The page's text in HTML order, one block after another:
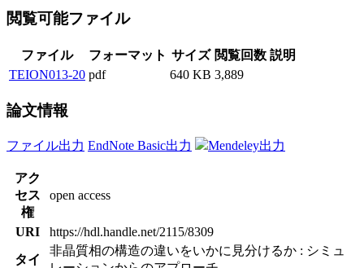
閲覧可能ファイル
ファイル フォーマット サイズ 閲覧回数 説明
TEION013-20 pdf 640 KB 3,889
論文情報
ファイル出力 EndNote Basic出力 Mendeley出力
アク
セス
権
open access
URI
https://hdl.handle.net/2115/8309
タイ
非晶質相の構造の違いをいかに見分けるか : シミュ